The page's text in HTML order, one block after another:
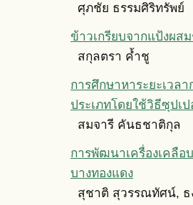
ศุภชัย ธรรมศิริทรัพย์
ข้าวเกรียบจากแป้งผส
สกุลตรา ค้ำชู
การศึกษาหาระยะเวล
ประเภทโดยใช้วิธีซุปเ
สมจารี คันธชาติกุล
การพัฒนาเครื่องเคลื
บางทองแดง
สุชาติ สุวรรณทัศน์, ธ